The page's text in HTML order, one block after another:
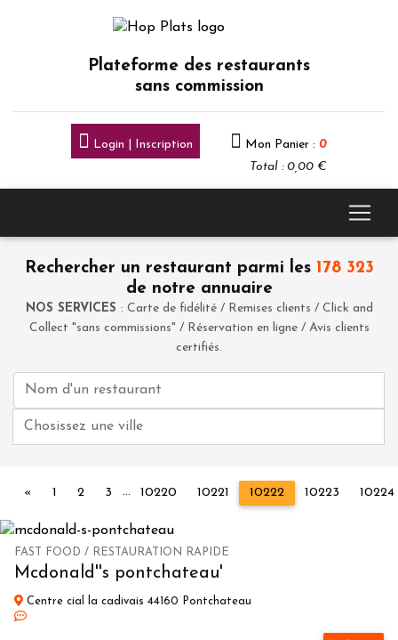
Plateforme des restaurants
sans commission
Login | Inscription Mon Panier : 0
Total : 0,00 €
Rechercher un restaurant parmi les 178 323
de notre annuaire
NOS SERVICES : Carte de fidélité / Remises clients / Click and
Collect "sans commissions" / Réservation en ligne / Avis clients
certifiés.
« Précédent
1 2 3 ... 10220 10221 10222 10223 10224
FAST FOOD / RESTAURATION RAPIDE
Mcdonald''s pontchateau'
Centre cial la cadivais 44160 Pontchateau